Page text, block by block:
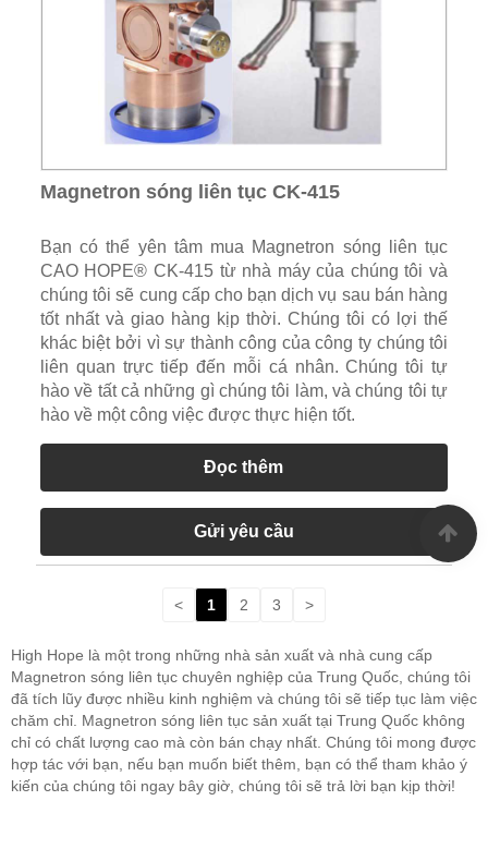
Magnetron sóng liên tục CK-415
Bạn có thể yên tâm mua Magnetron sóng liên tục
CAO HOPE® CK-415 từ nhà máy của chúng tôi và
chúng tôi sẽ cung cấp cho bạn dịch vụ sau bán hàng
tốt nhất và giao hàng kịp thời. Chúng tôi có lợi thế
khác biệt bởi vì sự thành công của công ty chúng tôi
liên quan trực tiếp đến mỗi cá nhân. Chúng tôi tự
hào về tất cả những gì chúng tôi làm, và chúng tôi tự
hào về một công việc được thực hiện tốt.
Đọc thêm
Gửi yêu cầu
< 1 2 3 >
High Hope là một trong những nhà sản xuất và nhà cung cấp
Magnetron sóng liên tục chuyên nghiệp của Trung Quốc, chúng tôi
đã tích lũy được nhiều kinh nghiệm và chúng tôi sẽ tiếp tục làm việc
chăm chỉ. Magnetron sóng liên tục sản xuất tại Trung Quốc không
chỉ có chất lượng cao mà còn bán chạy nhất. Chúng tôi mong được
hợp tác với bạn, nếu bạn muốn biết thêm, bạn có thể tham khảo ý
kiến ​​của chúng tôi ngay bây giờ, chúng tôi sẽ trả lời bạn kịp thời!